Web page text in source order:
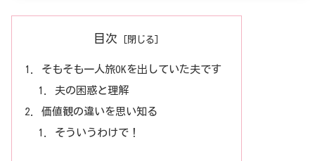
目次
そもそも一人旅OKを出していた夫です
夫の困惑と理解
価値観の違いを思い知る
そういうわけで！